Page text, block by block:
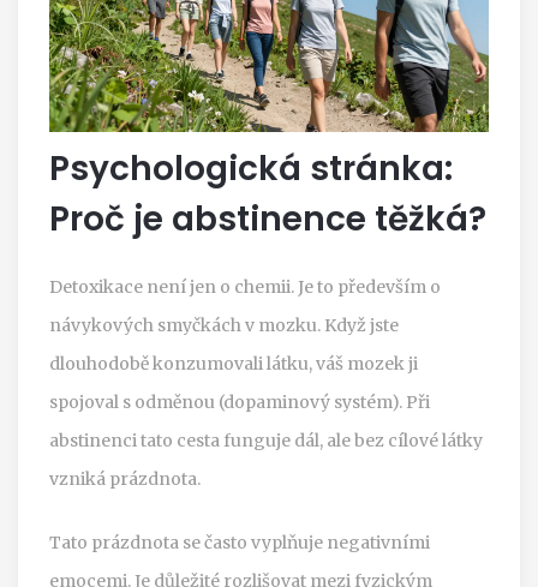
Psychologická stránka:
Proč je abstinence těžká?
Detoxikace není jen o chemii. Je to především o
návykových smyčkách v mozku. Když jste
dlouhodobě konzumovali látku, váš mozek ji
spojoval s odměnou (dopaminový systém). Při
abstinenci tato cesta funguje dál, ale bez cílové látky
vzniká prázdnota.
Tato prázdnota se často vyplňuje negativními
emocemi. Je důležité rozlišovat mezi fyzickým